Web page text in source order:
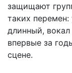
защищают
таких
длинный, вокал
впервые за
сцене.